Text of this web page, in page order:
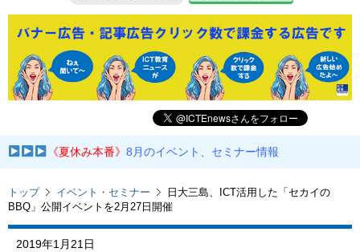
《夏休み本番》8月のイベント、セミナー情報
トップ イベント・セミナー
日大三島、ICT活用した「セカイの
BBQ」公開イベントを2月27日開催
2019年1月21日